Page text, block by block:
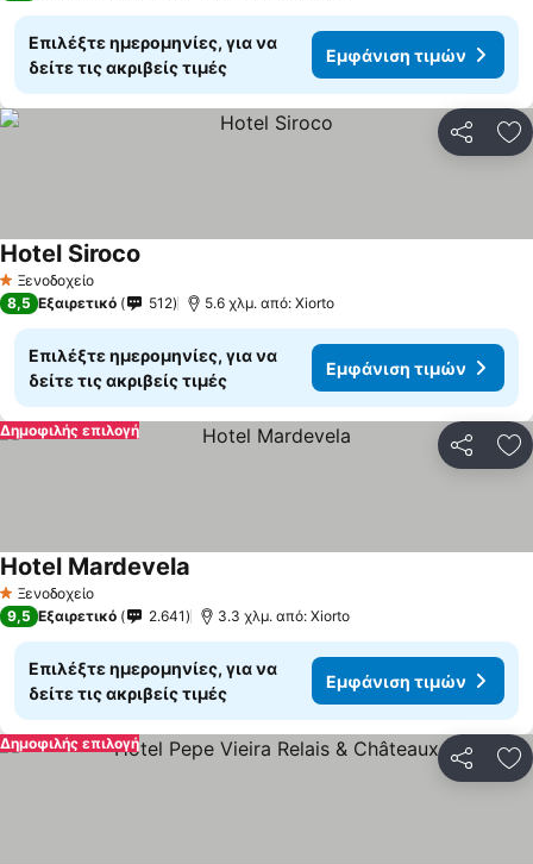
Επιλέξτε ημερομηνίες, για να
δείτε τις ακριβείς τιμές
Εμφάνιση τιμών
1 Αστέρια
Ξενοδοχείο
Hotel Siroco
8,5 Εξαιρετικό 512 5.6 χλμ. από: Xiorto
Επιλέξτε ημερομηνίες, για να
δείτε τις ακριβείς τιμές
Εμφάνιση τιμών
Δημοφιλής επιλογή
1 Αστέρια
Ξενοδοχείο
Hotel Mardevela
9,5 Εξαιρετικό 2.641 3.3 χλμ. από: Xiorto
Επιλέξτε ημερομηνίες, για να
δείτε τις ακριβείς τιμές
Εμφάνιση τιμών
Δημοφιλής επιλογή